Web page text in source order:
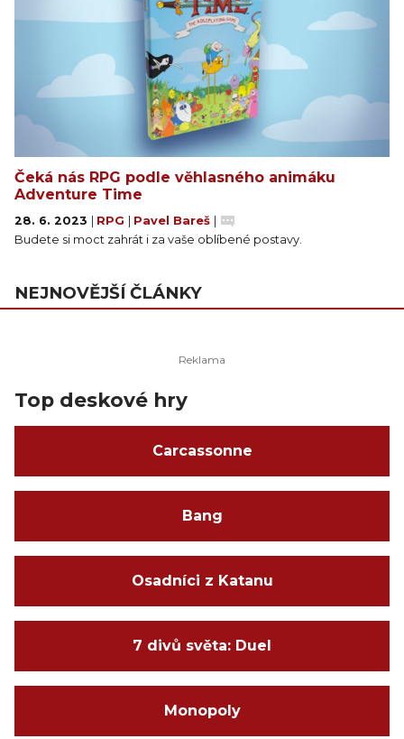
Čeká nás RPG podle věhlasného animáku
Adventure Time
28. 6. 2023 RPG Pavel Bareš
Budete si moct zahrát i za vaše oblíbené postavy.
NEJNOVĚJŠÍ ČLÁNKY
Top deskové hry
Carcassonne
Bang
Osadníci z Katanu
7 divů světa: Duel
Monopoly